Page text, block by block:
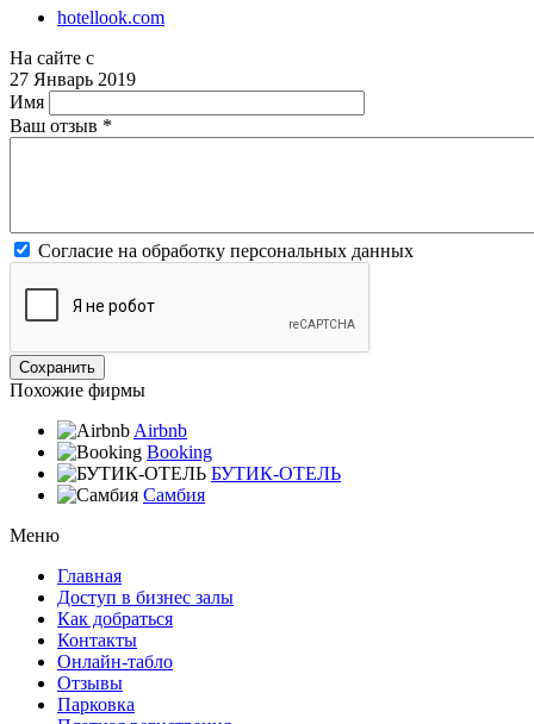
hotellook.com
На сайте с
27 Январь 2019
Имя
Ваш отзыв *
Согласие на обработку персональных данных
Похожие фирмы
Airbnb
Booking
БУТИК-ОТЕЛЬ
Самбия
Меню
Главная
Доступ в бизнес залы
Как добраться
Контакты
Онлайн-табло
Отзывы
Парковка